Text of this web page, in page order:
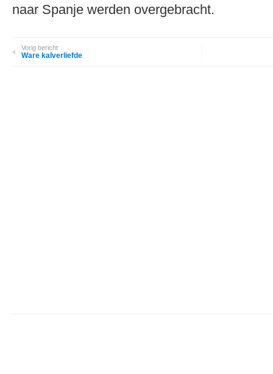
naar Spanje werden overgebracht.
Vorig bericht
Ware kalverliefde